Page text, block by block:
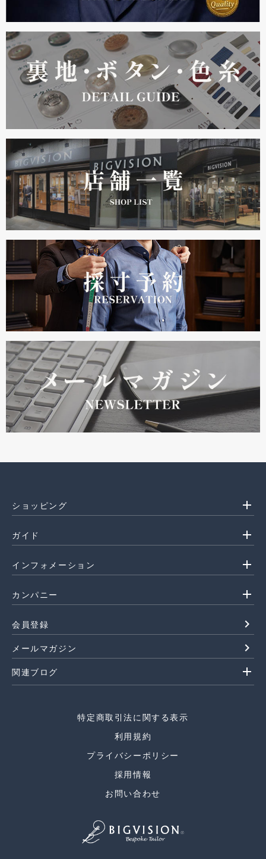
ショッピング add
ガイド add
インフォメーション add
カンパニー add
会員登録 navigate_next
メールマガジン navigate_next
関連ブログ add
特定商取引法に関する表示
利用規約
プライバシーポリシー
採用情報
お問い合わせ